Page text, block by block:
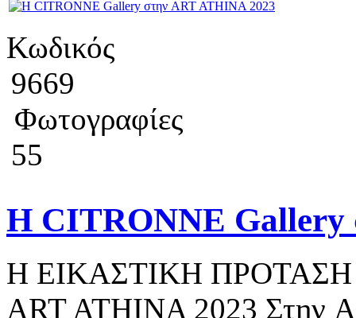
Κωδικός
9669
Φωτογραφίες
55
Η CITRONNE Gallery
Η ΕΙΚΑΣΤΙΚΗ ΠΡΟΤΑΣΗ
ART ATHINA 2023 Στην